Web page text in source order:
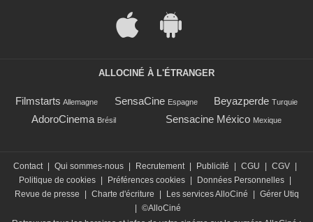
ALLOCINÉ À L'ÉTRANGER
Filmstarts Allemagne SensaCine Espagne Beyazperde Turquie
AdoroCinema Brésil Sensacine México Mexique
Contact | Qui sommes-nous | Recrutement | Publicité | CGU | CGV |
Politique de cookies | Préférences cookies | Données Personnelles |
Revue de presse
| Charte d'écriture | Les services AlloCiné | Gérer Utiq
| ©AlloCiné